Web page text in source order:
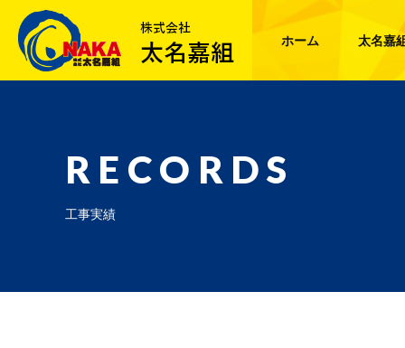
ホーム 太名嘉
RECORDS
工事実績